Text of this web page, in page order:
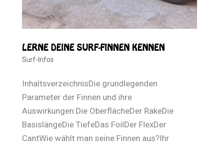
LERNE DEINE SURF-FINNEN KENNEN
Surf-Infos
InhaltsverzeichnisDie grundlegenden
Parameter der Finnen und ihre
Auswirkungen:Die OberflächeDer RakeDie
BasislängeDie TiefeDas FoilDer FlexDer
CantWie wählt man seine Finnen aus?Ihr